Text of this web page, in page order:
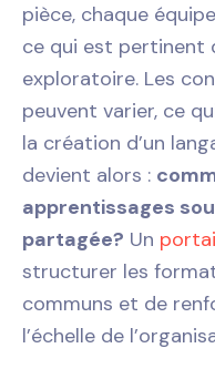
pièce, chaque
ce qui est pertinent
exploratoire. Les
peuvent varier, ce
la création d’un
devient alors :
apprentissages
partagée? Un
structurer les
communs et de
l’échelle de